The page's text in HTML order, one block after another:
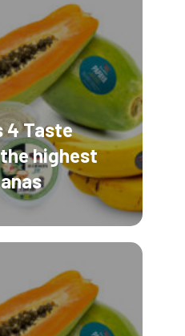
4 Taste
highest